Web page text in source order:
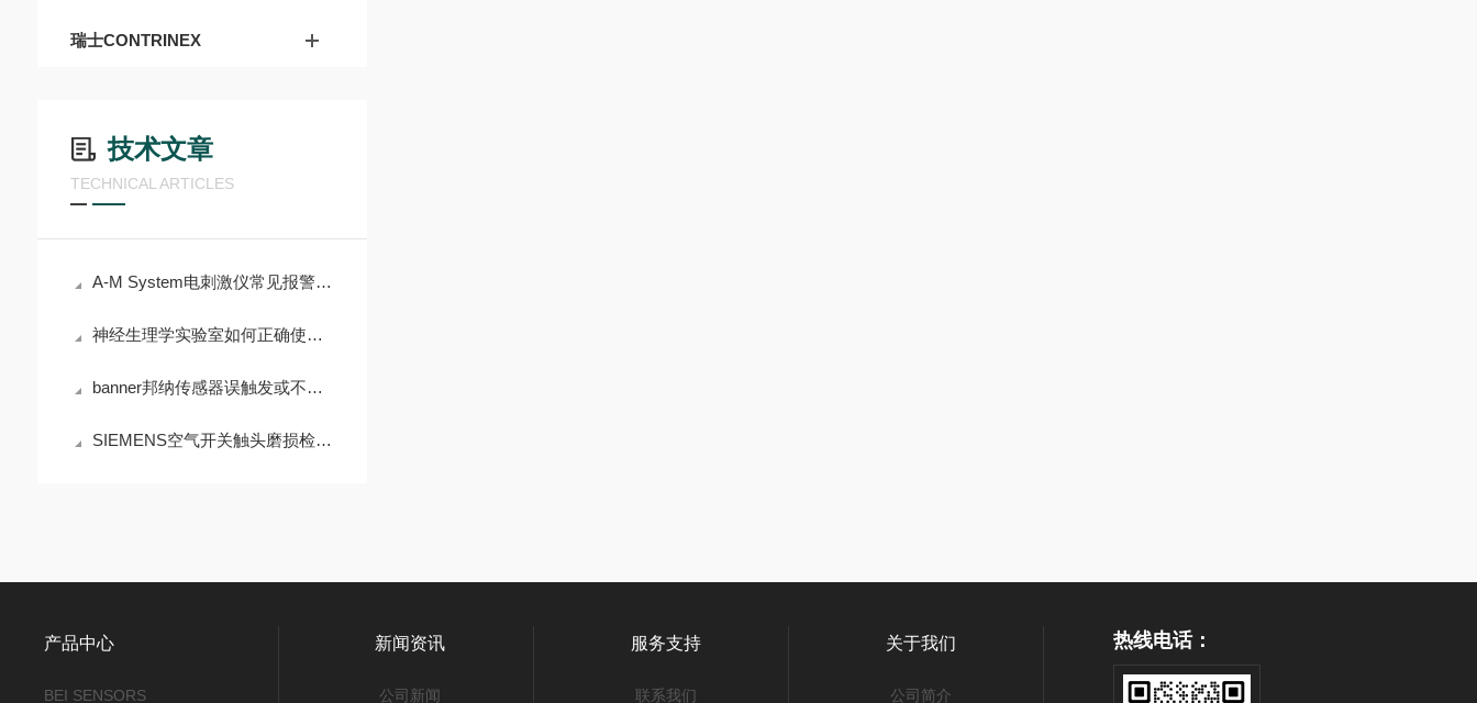
瑞士CONTRINEX
技术文章
TECHNICAL ARTICLES
A-M System电刺激仪常见报警代码及输出异常处理
神经生理学实验室如何正确使用Grass电刺激仪进行组织刺激
banner邦纳传感器误触发或不响应的诊断步骤
SIEMENS空气开关触头磨损检查与更换标准
热线电话：
产品中心
BEI SENSORS
新闻资讯
公司新闻
服务支持
联系我们
关于我们
公司简介